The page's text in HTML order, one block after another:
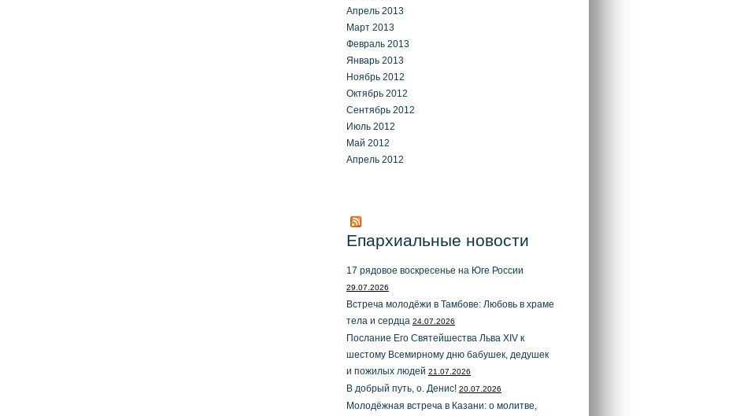
Апрель 2013
Март 2013
Февраль 2013
Январь 2013
Ноябрь 2012
Октябрь 2012
Сентябрь 2012
Июль 2012
Май 2012
Апрель 2012
Епархиальные новости
17 рядовое воскресенье на Юге России
29.07.2026
Встреча молодёжи в Тамбове: Любовь в храме
тела и сердца 24.07.2026
Послание Его Святейшества Льва XIV к
шестому Всемирному дню бабушек, дедушек
и пожилых людей 21.07.2026
В добрый путь, о. Денис! 20.07.2026
Молодёжная встреча в Казани: о молитве,